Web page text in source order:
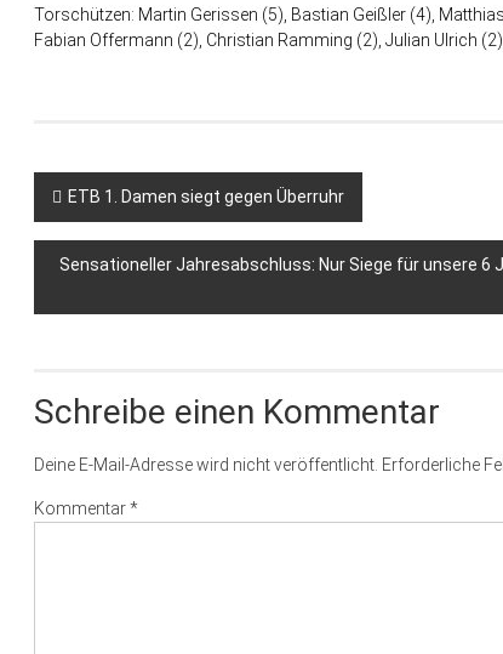
Torschützen: Martin Gerissen (5), Bastian Geißler (4),
Fabian Offermann (2), Christian Ramming (2), Julian Ulrich
ETB 1. Damen siegt gegen Überruhr
Sensationeller Jahresabschluss: Nur Siege für unsere
Schreibe einen Kommentar
Deine E-Mail-Adresse wird nicht veröffentlicht. Erforderliche
Kommentar*